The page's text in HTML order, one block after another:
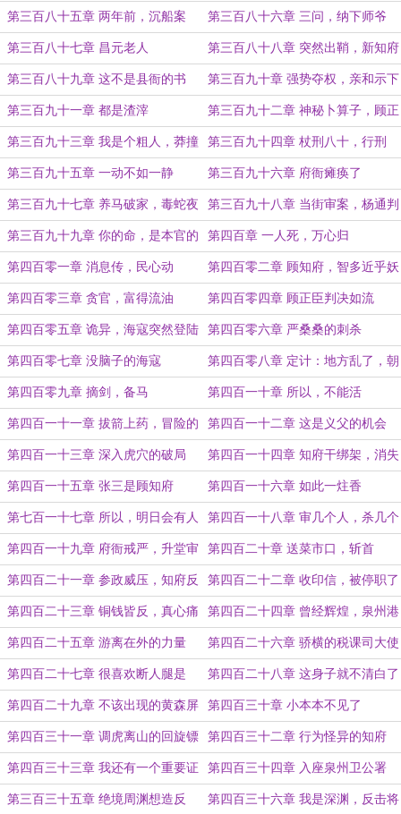
第三百八十五章 两年前，沉船案 第三百八十六章 三问，纳下师爷
第三百八十七章 昌元老人 第三百八十八章 突然出鞘，新知府
来了
第三百八十九章 这不是县衙的书
吏？
第三百九十章 强势夺权，亲和示下
第三百九十一章 都是渣滓 第三百九十二章 神秘卜算子，顾正
臣出鞘
第三百九十三章 我是个粗人，莽撞
了
第三百九十四章 杖刑八十，行刑
第三百九十五章 一动不如一静 第三百九十六章 府衙瘫痪了
第三百九十七章 养马破家，毒蛇夜
袭
第三百九十八章 当街审案，杨通判
的威胁
第三百九十九章 你的命，是本官的
态度
第四百章 一人死，万心归
第四百零一章 消息传，民心动 第四百零二章 顾知府，智多近乎妖
第四百零三章 贪官，富得流油 第四百零四章 顾正臣判决如流
第四百零五章 诡异，海寇突然登陆 第四百零六章 严桑桑的刺杀
第四百零七章 没脑子的海寇 第四百零八章 定计：地方乱了，朝
廷问责
第四百零九章 摘剑，备马 第四百一十章 所以，不能活
第四百一十一章 拔箭上药，冒险的
知府
第四百一十二章 这是义父的机会
第四百一十三章 深入虎穴的破局 第四百一十四章 知府干绑架，消失
的军士
第四百一十五章 张三是顾知府 第四百一十六章 如此一炷香
第七百一十七章 所以，明日会有人
死
第四百一十八章 审几个人，杀几个
人
第四百一十九章 府衙戒严，升堂审
讯
第四百二十章 送菜市口，斩首
第四百二十一章 参政威压，知府反
击
第四百二十二章 收印信，被停职了
第四百二十三章 铜钱皆反，真心痛 第四百二十四章 曾经辉煌，泉州港
第四百二十五章 游离在外的力量 第四百二十六章 骄横的税课司大使
第四百二十七章 很喜欢断人腿是
吗？
第四百二十八章 这身子就不清白了
第四百二十九章 不该出现的黄森屏 第四百三十章 小本本不见了
第四百三十一章 调虎离山的回旋镖 第四百三十二章 行为怪异的知府
第四百三十三章 我还有一个重要证
人
第四百三十四章 入座泉州卫公署
第三百三十五章 绝境周渊想造反 第四百三十六章 我是深渊，反击将